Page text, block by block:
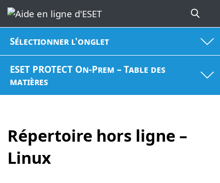
Sélectionner l'onglet
ESET PROTECT On-Prem – Table des
matières
Répertoire hors ligne –
Linux